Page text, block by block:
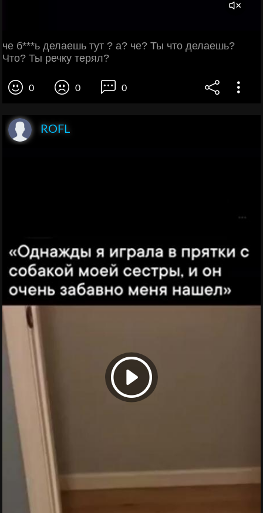
че б***ь делаешь тут ? а? че? Ты что делаешь?
Что? Ты речку терял?
0 0 0
ROFL